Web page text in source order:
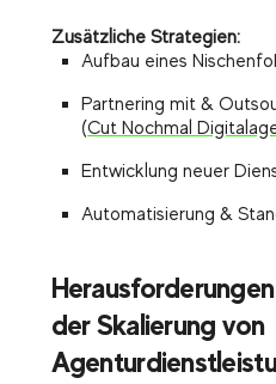
Zusätzliche Strategien:
Aufbau eines
Partnering mit &
(Cut Nochmal
Entwicklung neuer
Automatisierung &
der Skalierung von